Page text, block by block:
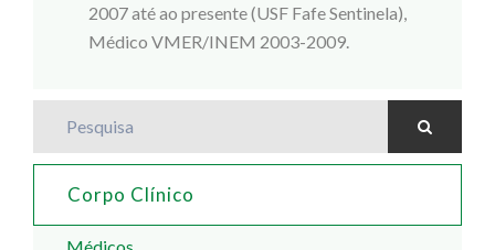
2007 até ao presente (USF Fafe Sentinela),
Médico VMER/INEM 2003-2009.
Corpo Clínico